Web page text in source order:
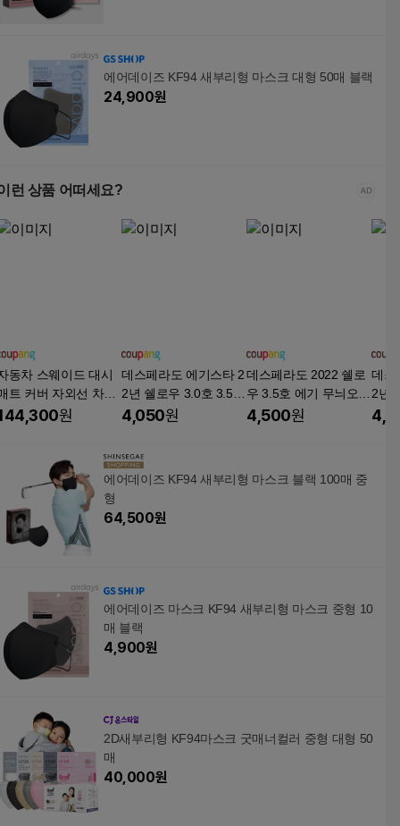
에어데이즈 KF94 새부리형 마스크 대형 50매 블랙
24,900원
런 상품 어떠세요?
동차 스웨이드 대시
트 커버 자외선 차단
세서리 BMW X3 M4
원
데스페라도 에기스타 2
2년 쉘로우 3.0호 3.5호
무늬오징어 에기
4,050원
데스페라도 2022 쉘로
우 3.5호 에기 무늬오징
어 문어
4,500원
데스
2년
무늬
에어데이즈 KF94 새부리형 마스크 블랙 100매 중
형
64,500원
에어데이즈 마스크 KF94 새부리형 마스크 중형 10
매 블랙
4,900원
2D새부리형 KF94마스크 굿매너컬러 중형 대형 50
매
40,000원